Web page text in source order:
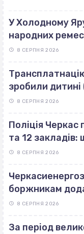
У Холодному
народних
8 СЕРПНЯ 2026
зробили
8 СЕРПНЯ 2026
Поліція Черкас
та 12 закладів:
8 СЕРПНЯ 2026
боржникам
8 СЕРПНЯ 2026
За період